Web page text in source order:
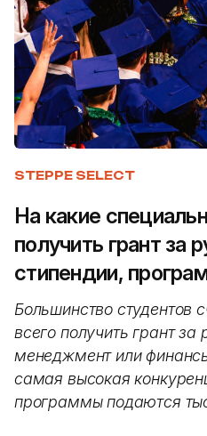
STEPPE SELECT
На какие
получить грант за
стипендии,
Большинство студентов
всего получить грант
менеджмент или
самая высокая
программы подаются